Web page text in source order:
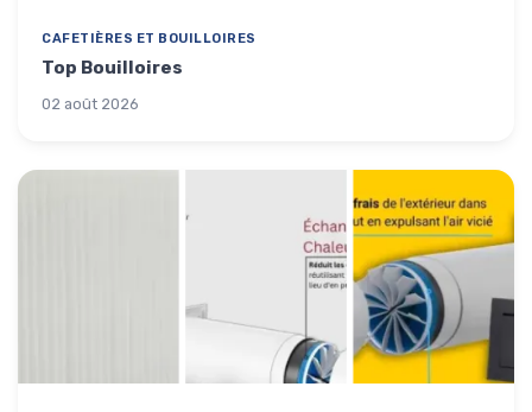
CAFETIÈRES ET BOUILLOIRES
Top Bouilloires
02 août 2026